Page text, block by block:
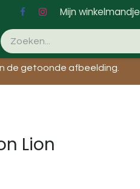
Mijn winkelmandje
de getoonde afbeelding.​
Lion